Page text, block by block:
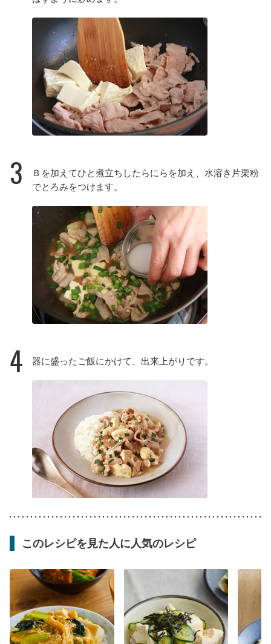
3
Ｂを加えてひと煮立ちしたらにらを加え、水溶き片栗粉
でとろみをつけます。
4 器に盛ったご飯にかけて、出来上がりです。
このレシピを見た人に人気のレシピ